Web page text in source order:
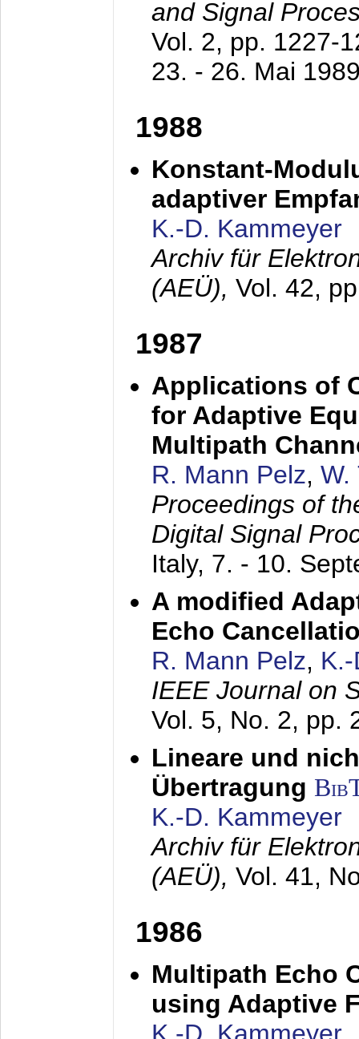
and Signal
Vol. 2, pp. 1227-
23. - 26. Mai
1988
Konstant-
adaptiver
K.-D. Kammeyer
Archiv für
(AEÜ), Vol. 42,
1987
Applications of
for Adaptive
Multipath
R. Mann Pelz, W.
Proceedings of
Digital Signal
Italy, 7. - 10.
A modified
Echo
R. Mann Pelz,
IEEE Journal on
Vol. 5, No. 2, pp.
Lineare und
Übertragung
K.-D. Kammeyer
Archiv für
(AEÜ), Vol. 41,
1986
Multipath Echo
using Adaptive